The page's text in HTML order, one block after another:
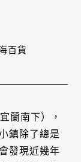
蘭南下），
鎮除了總是
發現近幾年
百貨